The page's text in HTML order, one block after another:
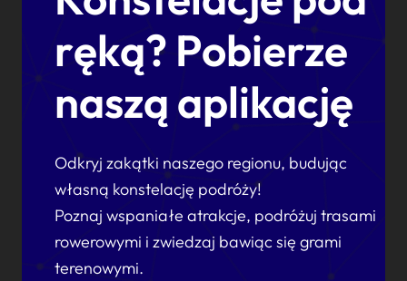
ręką? Pobierze
naszą aplikację
Odkryj zakątki naszego regionu, budując
własną konstelację podróży!
Poznaj wspaniałe atrakcje, podróżuj trasami
rowerowymi i zwiedzaj bawiąc się grami
terenowymi.